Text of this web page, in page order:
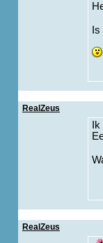
RealZeus
RealZeus